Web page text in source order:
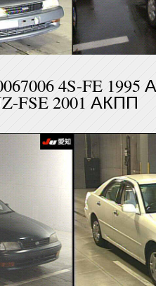
0067006
FSE 2001 АКПП